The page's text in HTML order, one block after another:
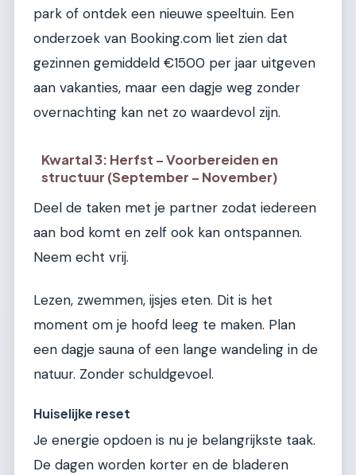
park of ontdek een nieuwe speeltuin. Een
onderzoek van Booking.com liet zien dat
gezinnen gemiddeld €1500 per jaar uitgeven
aan vakanties, maar een dagje weg zonder
overnachting kan net zo waardevol zijn.
Kwartal 3: Herfst – Voorbereiden en
structuur (September – November)
Deel de taken met je partner zodat iedereen
aan bod komt en zelf ook kan ontspannen.
Neem echt vrij.
Lezen, zwemmen, ijsjes eten. Dit is het
moment om je hoofd leeg te maken. Plan
een dagje sauna of een lange wandeling in de
natuur. Zonder schuldgevoel.
Huiselijke reset
Je energie opdoen is nu je belangrijkste taak.
De dagen worden korter en de bladeren